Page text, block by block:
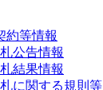
約等情報
公告情報
結果情報
に関する規則等